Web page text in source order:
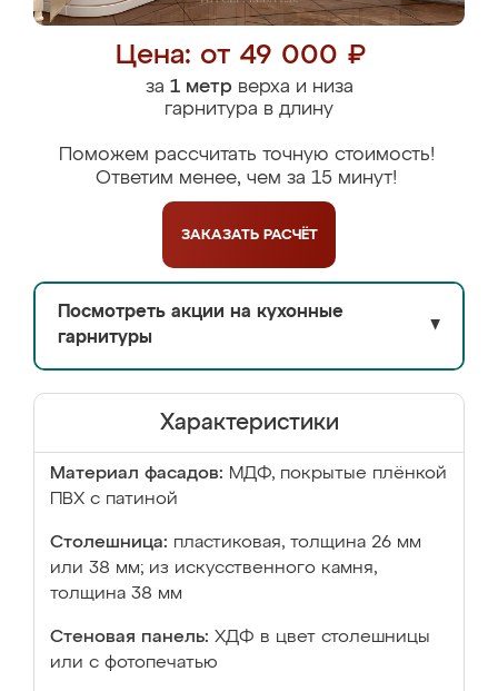
Цена: от 49 000 ₽
за 1 метрверха и низа
гарнитура в длину
Поможем рассчитать точную стоимость!
Ответим менее, чем за 15 минут!
ЗАКАЗАТЬ РАСЧЁТ
Посмотреть акции на кухонные
гарнитуры
▼
Характеристики
Материал фасадов: МДФ, покрытые плёнкой
ПВХ с патиной
Столешница: пластиковая, толщина 26 мм
или 38 мм; из искусственного камня,
толщина 38 мм
Стеновая панель: ХДФ в цвет столешницы
или с фотопечатью